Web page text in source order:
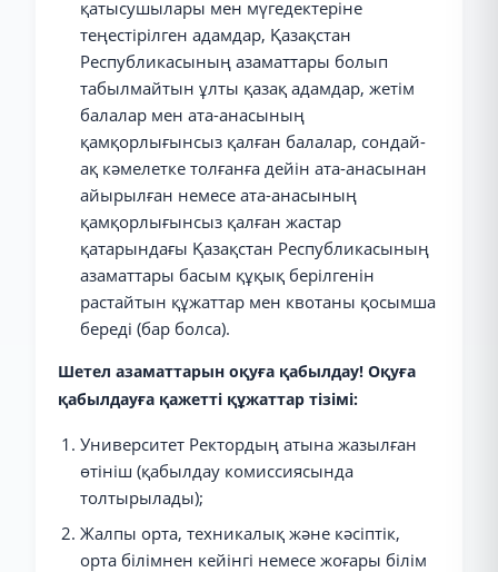
қатысушылары мен мүгедектеріне
теңестірілген адамдар, Қазақстан
Республикасының азаматтары болып
табылмайтын ұлты қазақ адамдар, жетім
балалар мен ата-анасының
қамқорлығынсыз қалған балалар, сондай-
ақ кәмелетке толғанға дейін ата-анасынан
айырылған немесе ата-анасының
қамқорлығынсыз қалған жастар
қатарындағы Қазақстан Республикасының
азаматтары басым құқық берілгенін
растайтын құжаттар мен квотаны қосымша
береді (бар болса).
Шетел азаматтарын оқуға қабылдау! Оқуға
қабылдауға қажетті құжаттар тізімі:
Университет Ректордың атына жазылған
өтініш (қабылдау комиссиясында
толтырылады);
Жалпы орта, техникалық және кәсіптік,
орта білімнен кейінгі немесе жоғары білім